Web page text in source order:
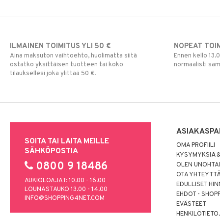
ILMAINEN TOIMITUS YLI 50 €
Aina maksuton vaihtoehto, huolimatta siitä
ostatko yksittäisen tuotteen tai koko
tilauksellesi joka ylittää 50 €.
NOPEAT
Ennen kello
normaalisti
SOITA TAI LAITA MEILLE
SÄHKÖPOSTIA
0800 9 18486
AUKIOLOAJAT: 10.00 - 16.00
LOUNASTAUKO 13.00 - 14.00
INFO@SHOPPING4NET.COM
OMA PROFIILI
KYSYMYKSIÄ
OLEN
OTA
EDULLISET
EHDOT -
EVÄSTEET